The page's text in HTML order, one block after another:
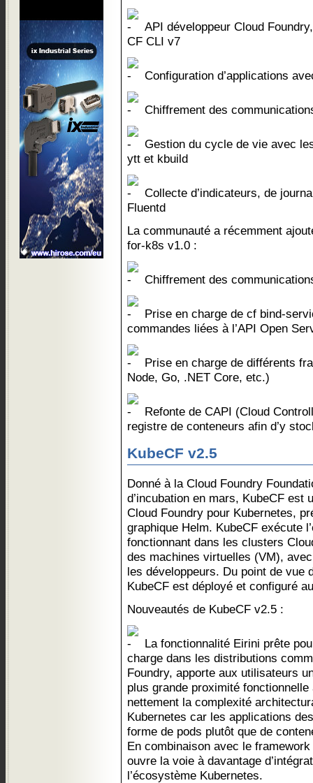
API développeur Cloud
CF CLI v7
Configuration d’applications
Chiffrement des
Gestion du cycle de vie avec
ytt et kbuild
Collecte d’indicateurs, de
Fluentd
La communauté a récemment
for-k8s v1.0 :
Chiffrement des
Prise en charge de cf bind-
commandes liées à l’API Open
Prise en charge de différents
Node, Go, .NET Core, etc.)
Refonte de CAPI (Cloud
registre de conteneurs afin d’y
KubeCF v2.5
Donné à la Cloud Foundry
d’incubation en mars, KubeCF est
Cloud Foundry pour Kubernetes,
graphique Helm. KubeCF exécute
fonctionnant dans les clusters
des machines virtuelles (VM),
les développeurs. Du point de vue
KubeCF est déployé et configuré
Nouveautés de KubeCF v2.5 :
La fonctionnalité Eirini prête
charge dans les distributions
Foundry, apporte aux utilisateurs
plus grande proximité
nettement la complexité
Kubernetes car les applications
forme de pods plutôt que de
En combinaison avec le
ouvre la voie à davantage
l’écosystème Kubernetes.